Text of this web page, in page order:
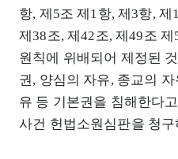
항, 제5조 제1항, 제3항,
제38조, 제42조, 제49조
원칙에 위배되어 제정된
권, 양심의 자유, 종교의
유 등 기본권을 침해한다
사건 헌법소원심판을 청구